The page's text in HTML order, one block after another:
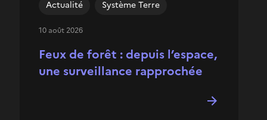
Feux de forêt : depuis l’espace,
une surveillance rapprochée
Actualité Système Terre
10 août 2026